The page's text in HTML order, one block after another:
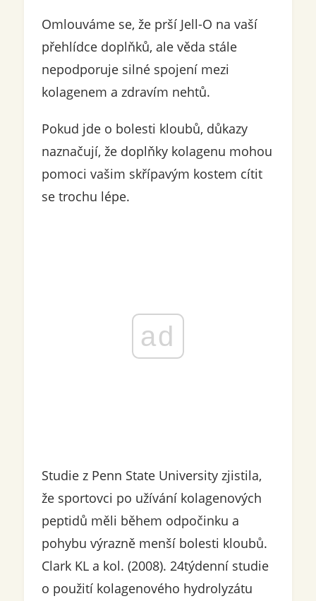
Omlouváme se, že prší Jell-O na vaší
přehlídce doplňků, ale věda stále
nepodporuje silné spojení mezi
kolagenem a zdravím nehtů.
Pokud jde o bolesti kloubů, důkazy
naznačují, že doplňky kolagenu mohou
pomoci vašim skřípavým kostem cítit
se trochu lépe.
ad
Studie z Penn State University zjistila,
že sportovci po užívání kolagenových
peptidů měli během odpočinku a
pohybu výrazně menší bolesti kloubů.
Clark KL a kol. (2008). 24týdenní studie
o použití kolagenového hydrolyzátu